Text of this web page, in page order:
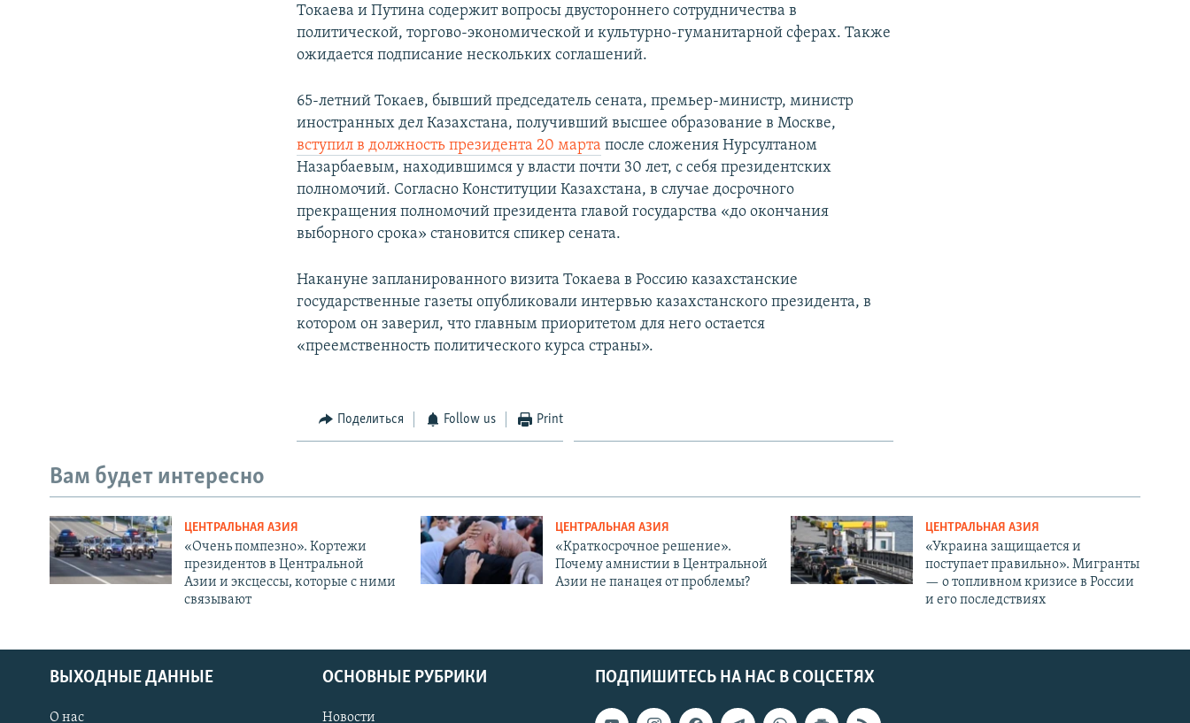
Токаева и Путина содержит вопросы двустороннего сотрудничества в
политической, торгово-экономической и культурно-гуманитарной сферах. Также
ожидается подписание нескольких соглашений.
65-летний Токаев, бывший председатель сената, премьер-министр, министр
иностранных дел Казахстана, получивший высшее образование в Москве,
вступил в должность президента 20 марта после сложения Нурсултаном
Назарбаевым, находившимся у власти почти 30 лет, с себя президентских
полномочий. Согласно Конституции Казахстана, в случае досрочного
прекращения полномочий президента главой государства «до окончания
выборного срока» становится спикер сената.
Накануне запланированного визита Токаева в Россию казахстанские
государственные газеты опубликовали интервью казахстанского президента, в
котором он заверил, что главным приоритетом для него остается
«преемственность политического курса страны».
Поделиться Follow us Print
Вам будет интересно
ЦЕНТРАЛЬНАЯ АЗИЯ
«Очень помпезно». Кортежи
президентов в Центральной
Азии и эксцессы, которые с ними
связывают
ЦЕНТРАЛЬНАЯ АЗИЯ
«Краткосрочное решение».
Почему амнистии в Центральной
Азии не панацея от проблемы?
ЦЕНТРАЛЬНАЯ АЗИЯ
«Украина защищается и
поступает правильно». Мигранты
— о топливном кризисе в России
и его последствиях
ПОДПИШИТЕСЬ НА НАС В СОЦСЕТЯХ
ВЫХОДНЫЕ ДАННЫЕ
О нас
ОСНОВНЫЕ РУБРИКИ
Новости